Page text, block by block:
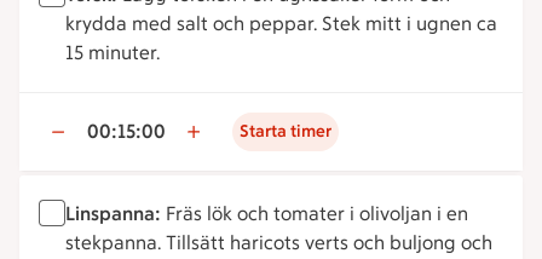
krydda med salt och peppar. Stek mitt i ugnen ca
15 minuter.
00:15:00 Starta timer
Linspanna: Fräs lök och tomater i olivoljan i en
stekpanna. Tillsätt haricots verts och buljong och